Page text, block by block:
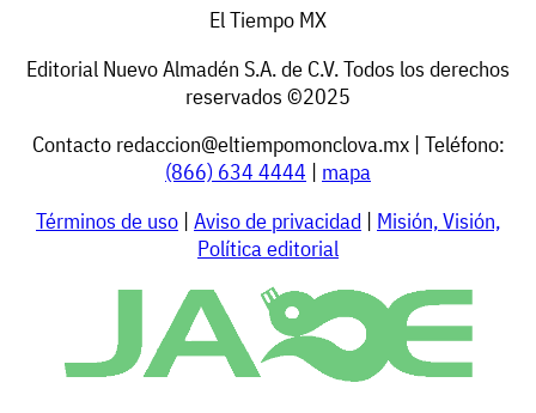
El Tiempo MX
Editorial Nuevo Almadén S.A. de C.V. Todos los derechos
reservados ©2025
Contacto redaccion@eltiempomonclova.mx| Teléfono:
(866) 634 4444 | mapa
Términos de uso | Aviso de privacidad | Misión, Visión,
Política editorial